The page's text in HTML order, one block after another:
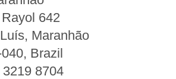
642
Maranhão
Brazil
8704